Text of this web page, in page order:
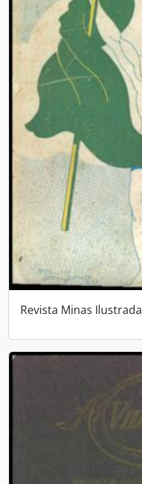
Revista Minas Ilustrada